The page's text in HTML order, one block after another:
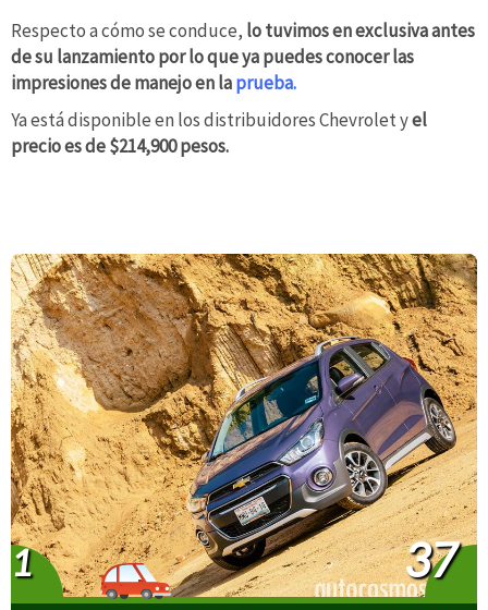
Respecto a cómo se conduce, lo tuvimos en exclusiva antes
de su lanzamiento por lo que ya puedes conocer las
impresiones de manejo en laprueba.
Ya está disponible en los distribuidores Chevrolet yel
precio es de $214,900 pesos.
1 37